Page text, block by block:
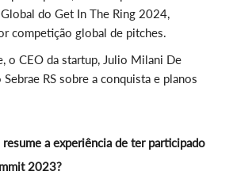
do Get In The Ring 2024,
competição global de pitches.
o CEO da startup, Julio Milani De
RS sobre a conquista e planos
a experiência de ter participado
2023?